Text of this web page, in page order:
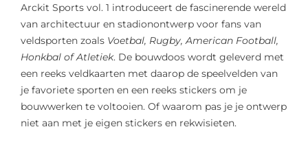
Arckit Sports vol. 1 introduceert de fascinerende wereld
van architectuur en stadionontwerp voor fans van
veldsporten zoals Voetbal, Rugby, American Football,
Honkbal of Atletiek. De bouwdoos wordt geleverd met
een reeks veldkaarten met daarop de speelvelden van
je favoriete sporten en een reeks stickers om je
bouwwerken te voltooien. Of waarom pas je je ontwerp
niet aan met je eigen stickers en rekwisieten.